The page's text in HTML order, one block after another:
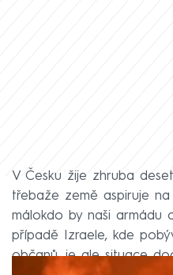
V Česku žije zhruba
třebaže země aspiruje na
málokdo by naši armádu
případě Izraele, kde
občanů, je ale situace